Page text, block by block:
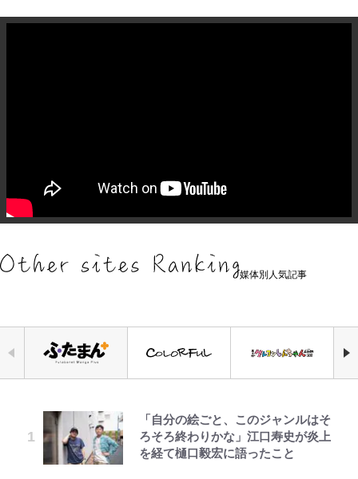
媒体別人気記事
「自分の絵ごと、このジャンルはそ
ろそろ終わりかな」江口寿史が炎上
を経て樋口毅宏に語ったこと
空の轍と大地の雲と 第1回
えびめしの流儀
錦織一清の写真集はなぜ私服なの
か…高級ブランドをやめ等身大の自
分を表現する現在「ちゃんとおじい
【知ってる？「日本本土四極踏破証
明書」】広島から本州4島の最南端
へ「ドライブがてら行ってみた」意
宮崎麗果、“10キロ減”告白後の背
骨・肋骨くっきりトレ姿に「痩せ過
ぎてませんか」心配の声も 夫・黒
公式-ヒロインが来る前に妊娠しま
した~詰んだはずの悪役令嬢です
が、どうやら違うようです~ 第1話
｢最後の1枚…ワルぃゎ〜｣鈴木優磨
が激勝翌日に写真12枚投稿→渾身
の“煽りショット”に興奮！｢最後の